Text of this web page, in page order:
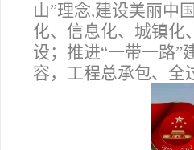
山”理念,建设美丽中
化、信息化、城镇化
设；推进“一带一路”
容，工程总承包、全